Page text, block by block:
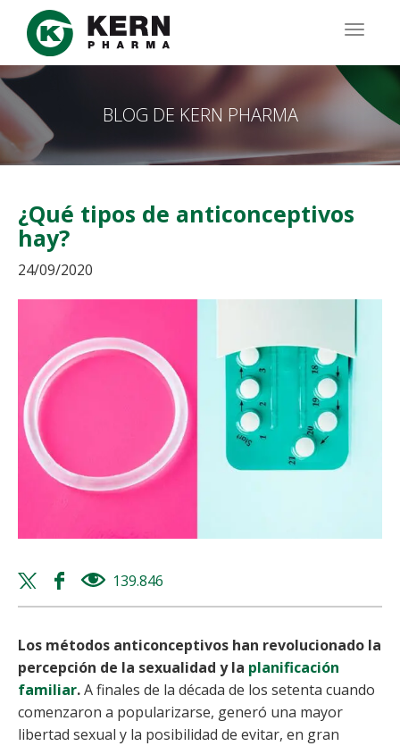
Pasar
contenido
principal
BLOG DE KERN PHARMA
¿Qué tipos de anticonceptivos
hay?
24/09/2020
Twitter
share
Facebook
share
139.846
Los métodos anticonceptivos han revolucionado la
percepción de la sexualidad y la planificación
familiar.A finales de la década de los setenta cuando
comenzaron a popularizarse, generó una mayor
libertad sexual y la posibilidad de evitar, en gran